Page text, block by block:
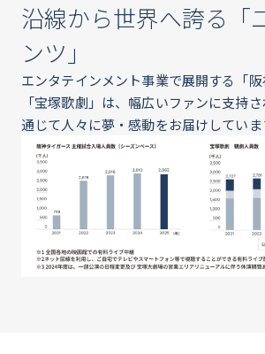
沿線から世界へ誇る「
ンツ」
エンタテインメント事業で展開する「
「宝塚歌劇」は、幅広いファンに支持
通じて人々に夢・感動をお届けしていま